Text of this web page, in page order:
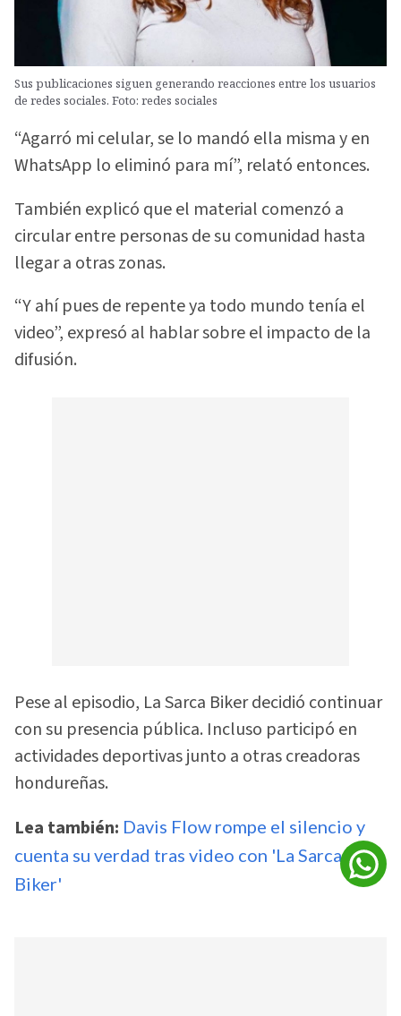
Sus publicaciones siguen generando reacciones entre los usuarios
de redes sociales. Foto: redes sociales
“Agarró mi celular, se lo mandó ella misma y en
WhatsApp lo eliminó para mí”, relató entonces.
También explicó que el material comenzó a
circular entre personas de su comunidad hasta
llegar a otras zonas.
“Y ahí pues de repente ya todo mundo tenía el
video”, expresó al hablar sobre el impacto de la
difusión.
Pese al episodio, La Sarca Biker decidió continuar
con su presencia pública. Incluso participó en
actividades deportivas junto a otras creadoras
hondureñas.
Lea también: Davis Flow rompe el silencio y
cuenta su verdad tras video con 'La Sarca
Biker'